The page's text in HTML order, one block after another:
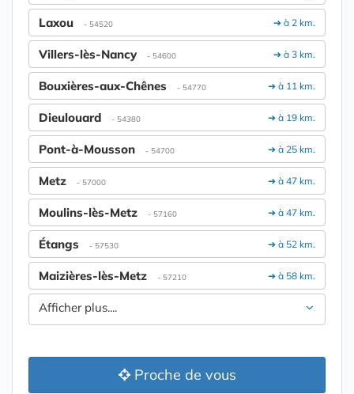
➔ à 2 km.
Laxou - 54520
➔ à 3 km.
Villers-lès-Nancy - 54600
➔ à 11 km.
Bouxières-aux-Chênes - 54770
➔ à 19 km.
Dieulouard - 54380
➔ à 25 km.
Pont-à-Mousson - 54700
➔ à 47 km.
Metz - 57000
➔ à 47 km.
Moulins-lès-Metz - 57160
➔ à 52 km.
Étangs - 57530
➔ à 58 km.
Maizières-lès-Metz - 57210
Afficher plus....
Proche de vous